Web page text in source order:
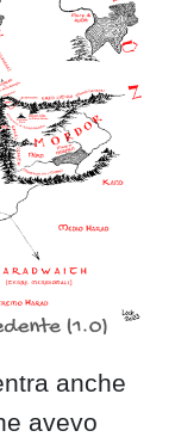
anche
avevo